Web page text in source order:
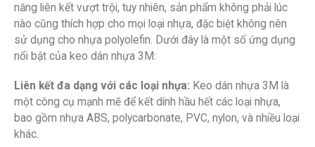
năng liên kết vượt trội, tuy nhiên, sản phẩm không phải lúc
nào cũng thích hợp cho mọi loại nhựa, đặc biệt không nên
sử dụng cho nhựa polyolefin. Dưới đây là một số ứng dụng
nổi bật của keo dán nhựa 3M:
Liên kết đa dạng với các loại nhựa: Keo dán nhựa 3M là
một công cụ mạnh mẽ để kết dính hầu hết các loại nhựa,
bao gồm nhựa ABS, polycarbonate, PVC, nylon, và nhiều loại
khác.